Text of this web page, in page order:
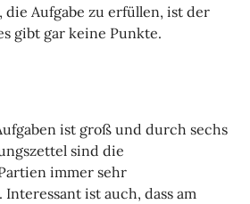
Aufgabe zu erfüllen, ist der
gibt gar keine Punkte.
ist groß und durch sechs
sind die
immer sehr
ist auch, dass am